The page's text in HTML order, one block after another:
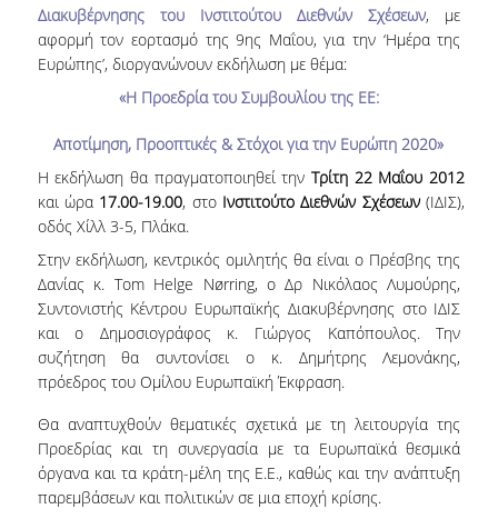
ΕΡΓΑ ΑΝΑΠΤΥΞΗΣ
ΣΥΛΛΟΓΕΣ
ΨΗΦΙΑΚΕΣ ΠΗΓΕΣ
Κ.Ε.Τ
ΟΟΣΑ
Π.Ο.Τ
ΑΝΑΓΝΩΣΤΗΡΙΟ
ΔΑΝΕΙΣΜΟΣ
Διακυβέρνησης του Ινστιτούτου Διεθνών Σχέσεων, με
αφορμή τον εορτασμό της 9ης Μαΐου, για την ‘Ημέρα της
Ευρώπης’, διοργανώνουν εκδήλωση με θέμα:
«Η Προεδρία του Συμβουλίου της ΕΕ:
Αποτίμηση, Προοπτικές & Στόχοι για την Ευρώπη 2020»
Η εκδήλωση θα πραγματοποιηθεί τηνΤρίτη 22 Μαΐου 2012
και ώρα 17.00-19.00, στο Ινστιτούτο Διεθνών Σχέσεων(ΙΔΙΣ),
οδός Χίλλ 3-5, Πλάκα.
Στην εκδήλωση, κεντρικός ομιλητής θα είναι ο Πρέσβης της
Δανίας κ. Tom Helge Nørring, o Δρ Νικόλαος Λυμούρης,
Συντονιστής Κέντρου Ευρωπαϊκής Διακυβέρνησης στο ΙΔΙΣ
και ο Δημοσιογράφος κ. Γιώργος Καπόπουλος. Την
συζήτηση θα συντονίσει ο κ. Δημήτρης Λεμονάκης,
πρόεδρος του Ομίλου Ευρωπαϊκή Έκφραση.
Θα αναπτυχθούν θεματικές σχετικά με τη λειτουργία της
Προεδρίας και τη συνεργασία με τα Ευρωπαϊκά θεσμικά
όργανα και τα κράτη-μέλη της Ε.Ε., καθώς και την ανάπτυξη
παρεμβάσεων και πολιτικών σε μια εποχή κρίσης.